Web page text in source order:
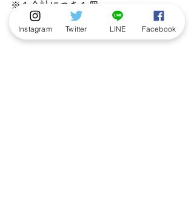
※１会計につき１個。
※なくなり次第終了いたします。
Instagram Twitter LINE Facebook